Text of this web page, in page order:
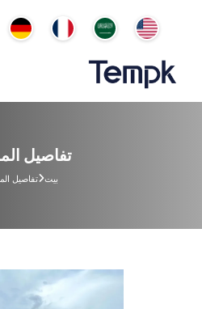
تفاصيل
بيت تفاصيل